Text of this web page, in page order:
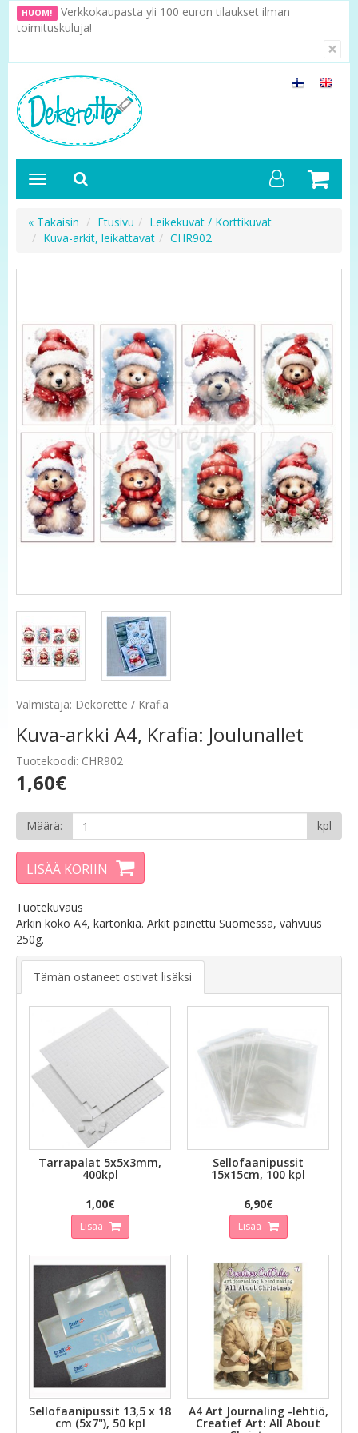
HUOM! Verkkokaupasta yli 100 euron tilaukset ilman
toimituskuluja!
×
« Takaisin Etusivu
Leikekuvat / Korttikuvat
Kuva-arkit, leikattavat
CHR902
Valmistaja: Dekorette / Krafia
Kuva-arkki A4, Krafia: Joulunallet
Tuotekoodi: CHR902
1,60€
Määrä: kpl
LISÄÄ KORIIN
Tuotekuvaus
Arkin koko A4, kartonkia. Arkit painettu Suomessa, vahvuus
250g.
Tämän ostaneet ostivat lisäksi
Tarrapalat 5x5x3mm,
400kpl
1,00€
Lisää
Sellofaanipussit
15x15cm, 100 kpl
6,90€
Lisää
Sellofaanipussit 13,5 x 18
cm (5x7"), 50 kpl
A4 Art Journaling -lehtiö,
Creatief Art: All About